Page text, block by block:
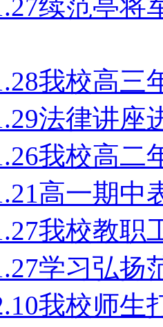
续范亭将
我校高
法律讲座
我校高
高一期中
我校教
学习弘
我校师生